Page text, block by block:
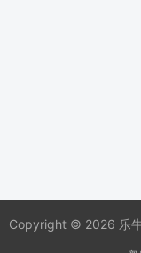
Copyright © 2026 乐